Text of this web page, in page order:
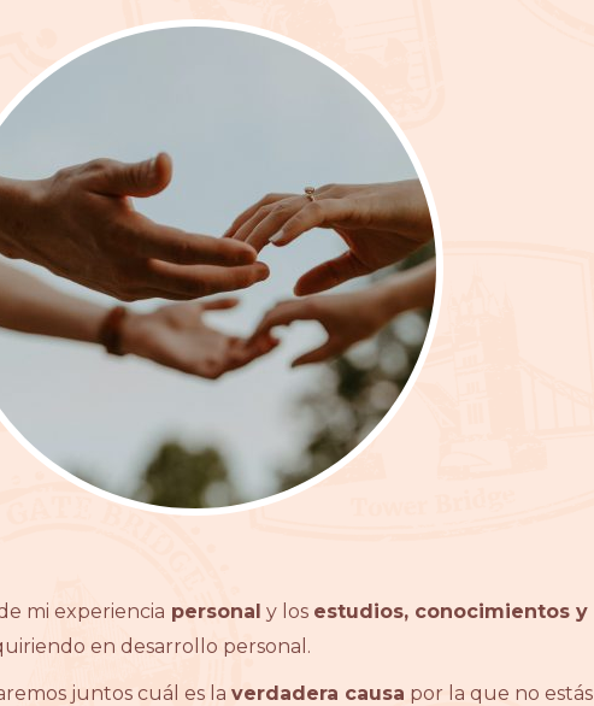
mi experiencia personal y los estudios, conocimientos y
en desarrollo personal.
juntos cuál es la verdadera causa por la que no estás